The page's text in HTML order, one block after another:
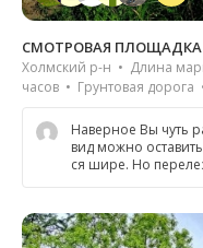
СМОТРОВАЯ
Холмский р-н • Длина
часов • Грунтовая
Наверное Вы чуть
вид можно
ся шире. Но